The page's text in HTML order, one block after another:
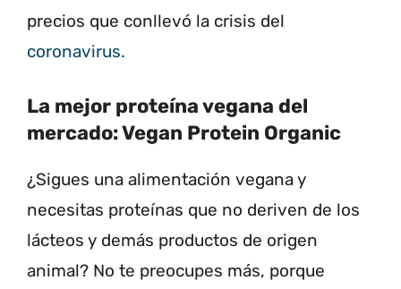
precios que conllevó la crisis del
coronavirus.
La mejor proteína vegana del
mercado: Vegan Protein Organic
¿Sigues una alimentación vegana y
necesitas proteínas que no deriven de los
lácteos y demás productos de origen
animal? No te preocupes más, porque